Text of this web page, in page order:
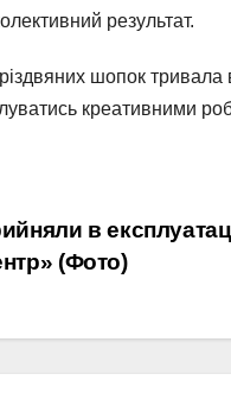
результат.
шопок
креативними
в
(Фото)